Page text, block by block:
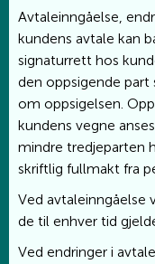
Avtaleinngåelse,
kundens avtale kan
signaturrett hos
den oppsigende
om oppsigelsen.
kundens vegne
mindre tredjeparten
skriftlig fullmakt fra
Ved avtaleinngåelse
de til enhver tid
Ved endringer i